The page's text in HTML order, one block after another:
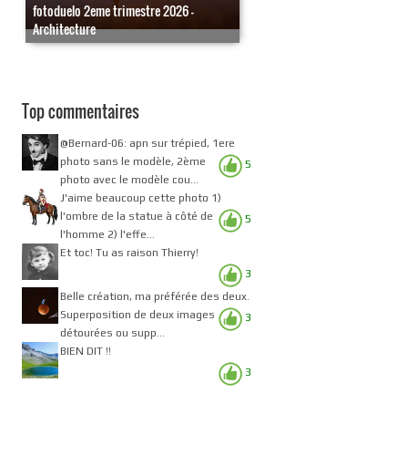
fotoduelo 2eme trimestre 2026 -
Architecture
Top commentaires
5
@Bernard-06: apn sur trépied, 1ere
photo sans le modèle, 2ème
photo avec le modèle cou...
5
J'aime beaucoup cette photo 1)
l'ombre de la statue à côté de
l'homme 2) l'effe...
3
Et toc! Tu as raison Thierry!
3
Belle création, ma préférée des deux.
Superposition de deux images
détourées ou supp...
3
BIEN DIT !!